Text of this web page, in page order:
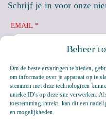
Beheer
Om de beste ervaringen te bieden,
om informatie over je apparaat op te
stemmen met deze technologieën
unieke ID's op deze site verwerken.
toestemming intrekt, kan dit een
en mogelijkheden.
Schrijf je in voor onze
EMAIL *